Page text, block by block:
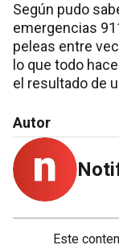
Según pudo
emergencias
peleas entre
lo que todo
el resultado de
Autor
Este